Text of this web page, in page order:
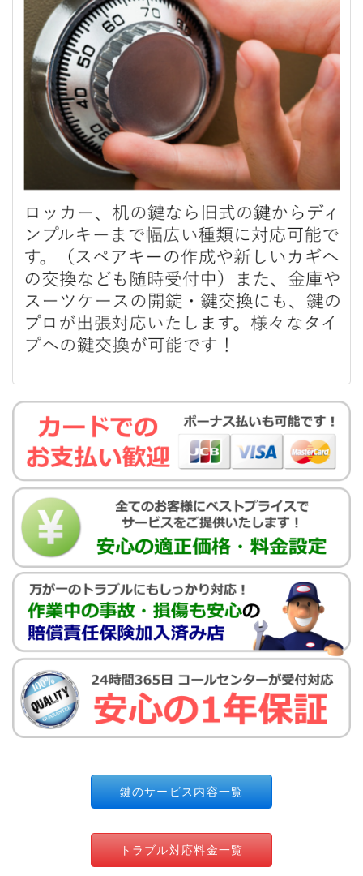
鍵のサービス内容一覧
トラブル対応料金一覧